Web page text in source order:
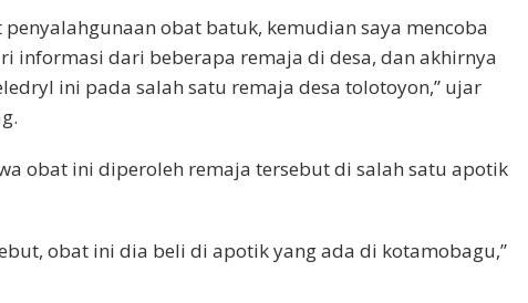
obat batuk, kemudian saya mencoba
informasi dari beberapa remaja di desa, dan akhirnya
ini pada salah satu remaja desa tolotoyon,” ujar
obat ini diperoleh remaja tersebut di salah satu apotik
obat ini dia beli di apotik yang ada di kotamobagu,”